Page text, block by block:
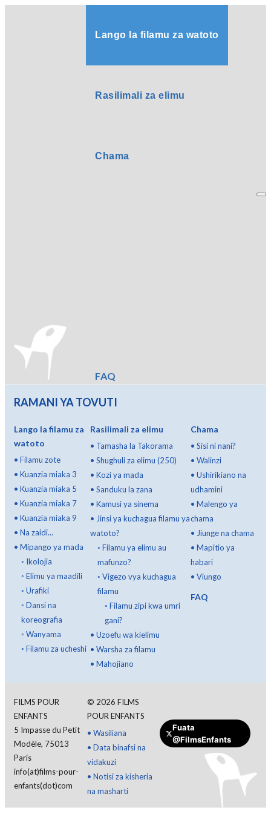
Lango la filamu za watoto
Rasilimali za elimu
Chama
FAQ
RAMANI YA TOVUTI
Lango la filamu za
watoto
• Filamu zote
• Kuanzia miaka 3
• Kuanzia miaka 5
• Kuanzia miaka 7
• Kuanzia miaka 9
• Na zaidi...
• Mipango ya mada
◦ Ikolojia
◦ Elimu ya maadili
◦ Urafiki
◦ Dansi na
koreografia
◦ Wanyama
◦ Filamu za ucheshi
Rasilimali za elimu
• Tamasha la Takorama
• Shughuli za elimu (250)
• Kozi ya mada
• Sanduku la zana
• Kamusi ya sinema
• Jinsi ya kuchagua filamu ya
watoto?
◦ Filamu ya elimu au
mafunzo?
◦ Vigezo vya kuchagua
filamu
◦ Filamu zipi kwa umri
gani?
• Uzoefu wa kielimu
• Warsha za filamu
• Mahojiano
Chama
•Sisi ni nani?
•Walinzi
•Ushirikiano na
udhamini
•Malengo ya
chama
• Jiunge na chama
•Mapitio ya
habari
•Viungo
FAQ
FILMS POUR
ENFANTS
5 Impasse du Petit
Modèle, 75013
Paris
info(at)films-pour-
enfants(dot)com
© 2026 FILMS
POUR ENFANTS
• Wasiliana
• Data binafsi na
vidakuzi
• Notisi za kisheria
na masharti
Fuata
@FilmsEnfants